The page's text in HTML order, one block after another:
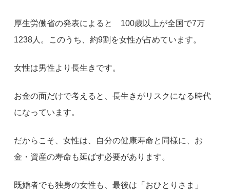
厚生労働省の発表によると 100歳以上が全国で7万
1238人。このうち、約9割を女性が占めています。
女性は男性より長生きです。
お金の面だけで考えると、長生きがリスクになる時代
になっています。
だからこそ、女性は、自分の健康寿命と同様に、お
金・資産の寿命も延ばす必要があります。
既婚者でも独身の女性も、最後は「おひとりさま」